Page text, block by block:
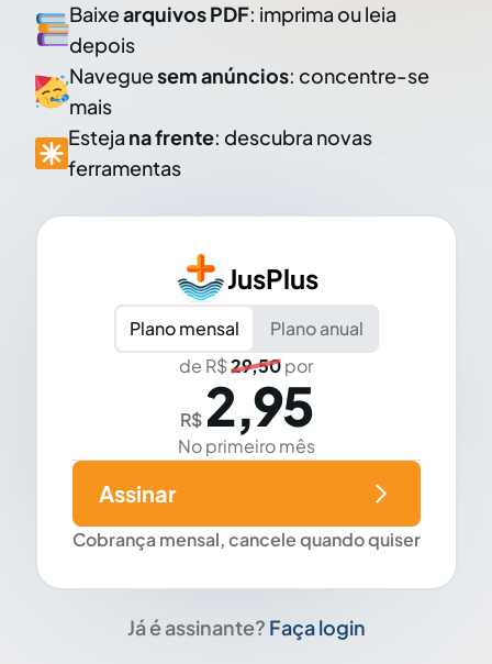
Baixearquivos PDF: imprima ou leia
depois
Naveguesem anúncios: concentre-se
mais
Esteja na frente: descubra novas
ferramentas
JusPlus
Plano mensal
Plano anual
de R$29,50por
R$ 2,95
No primeiro mês
Cobrança mensal, cancele quando quiser
Assinar
Já é assinante? Faça login